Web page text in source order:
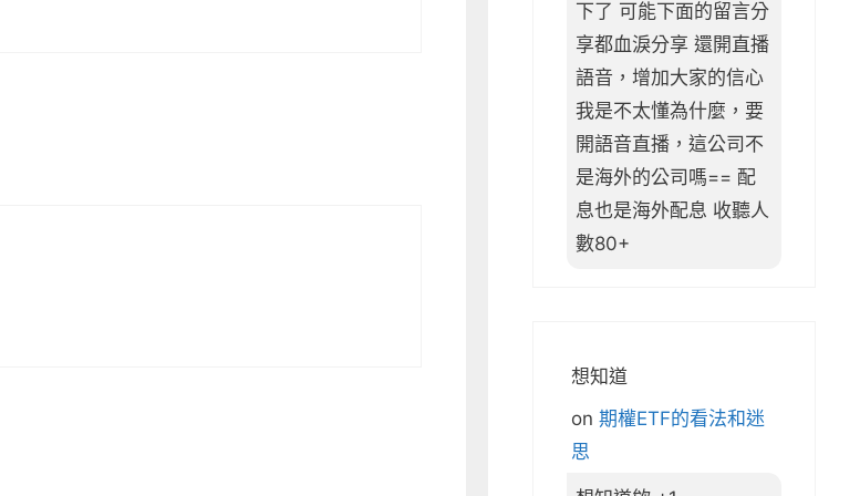
下了 可能下面的留言分
享都血淚分享 還開直播
語音，增加大家的信心
我是不太懂為什麼，要
開語音直播，這公司不
是海外的公司嗎== 配
息也是海外配息 收聽人
數80+
想知道
on 期權ETF的看法和迷
思